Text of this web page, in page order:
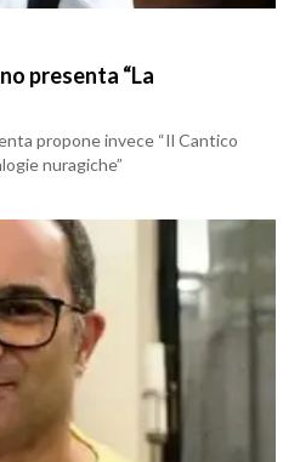
presenta “La
propone invece “Il Cantico
nuragiche”